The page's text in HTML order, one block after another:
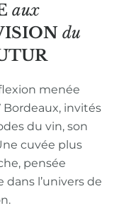
aux
du
menée
Bordeaux, invités
du vin, son
cuvée plus
pensée
l’univers de